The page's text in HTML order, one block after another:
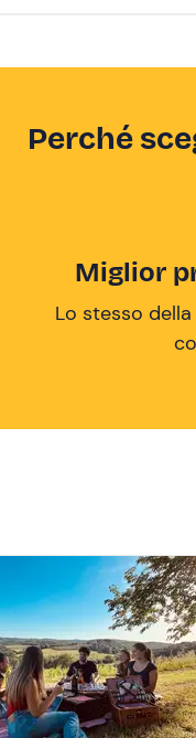
Perché
Miglior
Lo stesso